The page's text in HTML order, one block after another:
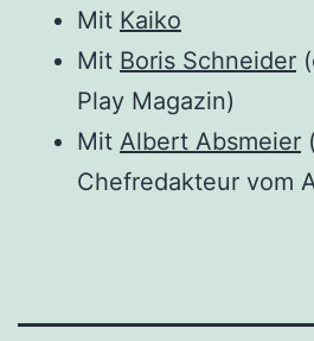
Mit Kaiko
Mit Boris Schneider
Play Magazin)
Mit Albert Absmeier
Chefredakteur vom